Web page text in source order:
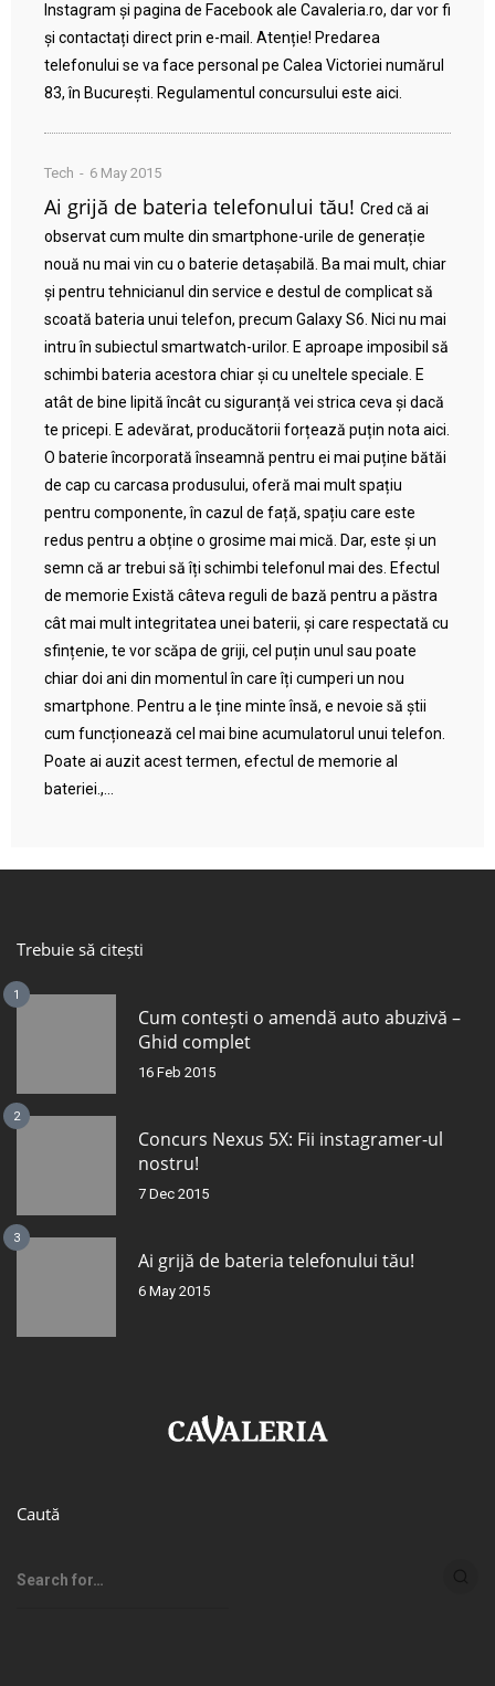
Instagram și pagina de Facebook ale Cavaleria.ro, dar vor fi
și contactați direct prin e-mail. Atenție! Predarea
telefonului se va face personal pe Calea Victoriei numărul
83, în București. Regulamentul concursului este aici.
Tech 6 May 2015
Ai grijă de bateria telefonului tău! Cred că ai
observat cum multe din smartphone-urile de generație
nouă nu mai vin cu o baterie detașabilă. Ba mai mult, chiar
și pentru tehnicianul din service e destul de complicat să
scoată bateria unui telefon, precum Galaxy S6. Nici nu mai
intru în subiectul smartwatch-urilor. E aproape imposibil să
schimbi bateria acestora chiar și cu uneltele speciale. E
atât de bine lipită încât cu siguranță vei strica ceva și dacă
te pricepi. E adevărat, producătorii forțează puțin nota aici.
O baterie încorporată înseamnă pentru ei mai puține bătăi
de cap cu carcasa produsului, oferă mai mult spațiu
pentru componente, în cazul de față, spațiu care este
redus pentru a obține o grosime mai mică. Dar, este și un
semn că ar trebui să îți schimbi telefonul mai des. Efectul
de memorie Există câteva reguli de bază pentru a păstra
cât mai mult integritatea unei baterii, și care respectată cu
sfințenie, te vor scăpa de griji, cel puțin unul sau poate
chiar doi ani din momentul în care îți cumperi un nou
smartphone. Pentru a le ține minte însă, e nevoie să știi
cum funcționează cel mai bine acumulatorul unui telefon.
Poate ai auzit acest termen, efectul de memorie al
bateriei.,...
Trebuie să citești
1
Cum contești o amendă auto abuzivă –
Ghid complet
16 Feb 2015
2
Concurs Nexus 5X: Fii instagramer-ul
nostru!
7 Dec 2015
3
Ai grijă de bateria telefonului tău!
6 May 2015
Caută